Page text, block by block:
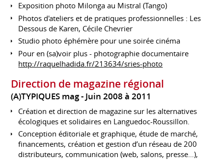
Exposition photo Milonga au Mistral (Tango)
Photos d'ateliers et de pratiques professionnelles : Les
Dessous de Karen, Cécile Chevrier
Studio photo éphémère pour une soirée cinéma
Pour en (sa)voir plus - photographie documentaire
http://raquelhadida.fr/213634/sries-photo
Direction de magazine régional
(A)TYPIQUES mag Juin 2008 à 2011
Création et direction de magazine sur les alternatives
écologiques et solidaires en Languedoc-Roussillon.
Conception éditoriale et graphique, étude de marché,
financements, création et gestion d’un réseau de 200
distributeurs, communication (web, salons, presse…),